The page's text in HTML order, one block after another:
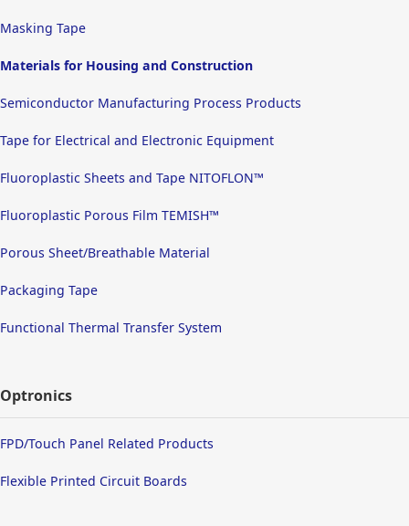
Masking Tape
Materials for Housing and Construction
Semiconductor Manufacturing Process Products
Tape for Electrical and Electronic Equipment
Fluoroplastic Sheets and Tape NITOFLON™
Fluoroplastic Porous Film TEMISH™
Porous Sheet/Breathable Material
Packaging Tape
Functional Thermal Transfer System
Optronics
FPD/Touch Panel Related Products
Flexible Printed Circuit Boards